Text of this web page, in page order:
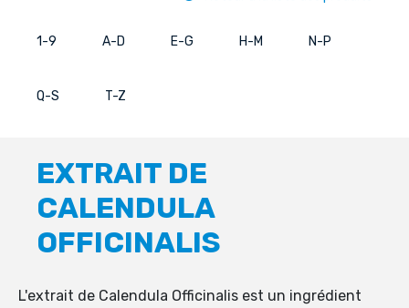
1-9 A-D E-G H-M N-P
Q-S T-Z
EXTRAIT DE
CALENDULA
OFFICINALIS
L'extrait de Calendula Officinalis est un ingrédient